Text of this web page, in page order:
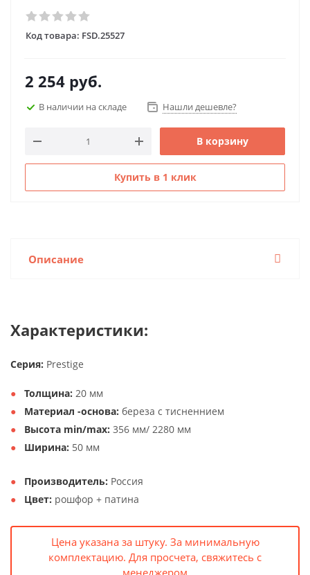
Код товара: FSD.25527
2 254 руб.
В наличии на складе Нашли дешевле?
В корзину
Купить в 1 клик
Описание
Характеристики:
Серия: Prestige
Толщина: 20 мм
Материал -основа: береза с тисненнием
Высота min/max: 356 мм/ 2280 мм
Ширина: 50 мм
Производитель: Россия
Цвет: рошфор + патина
Цена указана за штуку. За минимальную
комплектацию. Для просчета, свяжитесь с
менеджером